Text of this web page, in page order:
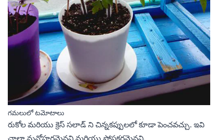
గమలులో టమోటాలు
రు‌కోలమరియు క్రెస్ సలాడ్‌ని చిన్నకప్పులలో కూడా పెంచవచ్చు. ఇవి